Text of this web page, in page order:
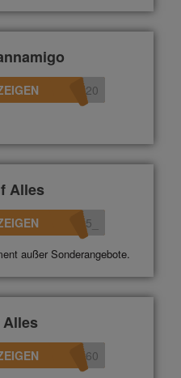
N20
Alles
außer Sonderangebote.
360